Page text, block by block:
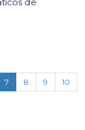
7(current)
8 9
10